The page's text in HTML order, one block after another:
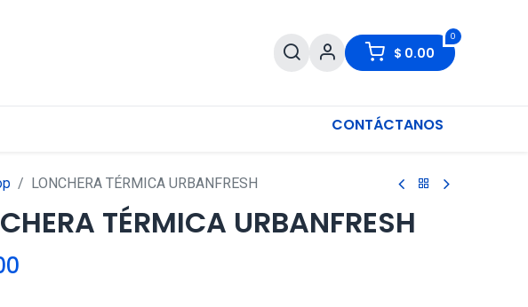
0
$ 0.00
CONTÁCTANOS
LONCHERA TÉRMICA URBANFRESH
TÉRMICA URBANFRESH